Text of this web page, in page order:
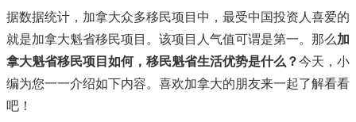
据数据统计，加拿大众多移民项目中，最受中国投资人喜爱的
就是加拿大魁省移民项目。该项目人气值可谓是第一。那么加
拿大魁省移民项目如何，移民魁省生活优势是什么？今天，小
编为您一一介绍如下内容。喜欢加拿大的朋友来一起了解看看
吧！